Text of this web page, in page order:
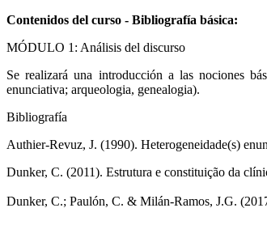
Contenidos del curso - Bibliografía básica:
MÓDULO 1: Análisis del discurso
Se realizará una introducción a las nociones
enunciativa; arqueologia, genealogia).
Bibliografía
Authier-Revuz, J. (1990). Heterogeneidade(s)
Dunker, C. (2011). Estrutura e constituição da
Dunker, C.; Paulón, C. & Milán-Ramos, J.G.